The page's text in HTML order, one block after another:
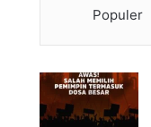
Populer